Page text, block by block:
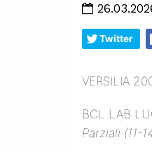
Twitter
VERSILIA
BCL LAB
Parziali (11-